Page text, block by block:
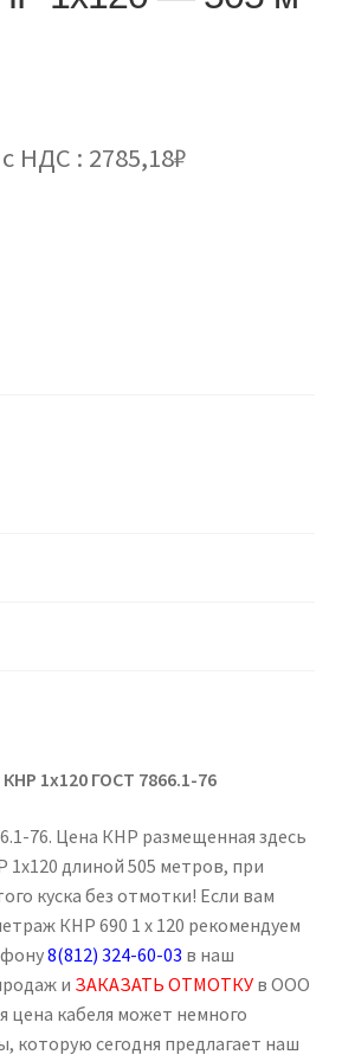
НДС : 2785,18₽
1х120 ГОСТ 7866.1-76
76. Цена КНР размещенная здесь
1х120 длиной 505 метров, при
куска без отмотки! Если вам
КНР 690 1 х 120 рекомендуем
8(812) 324-60-03 в наш
и ЗАКАЗАТЬ ОТМОТКУв ООО
цена кабеля может немного
которую сегодня предлагает наш